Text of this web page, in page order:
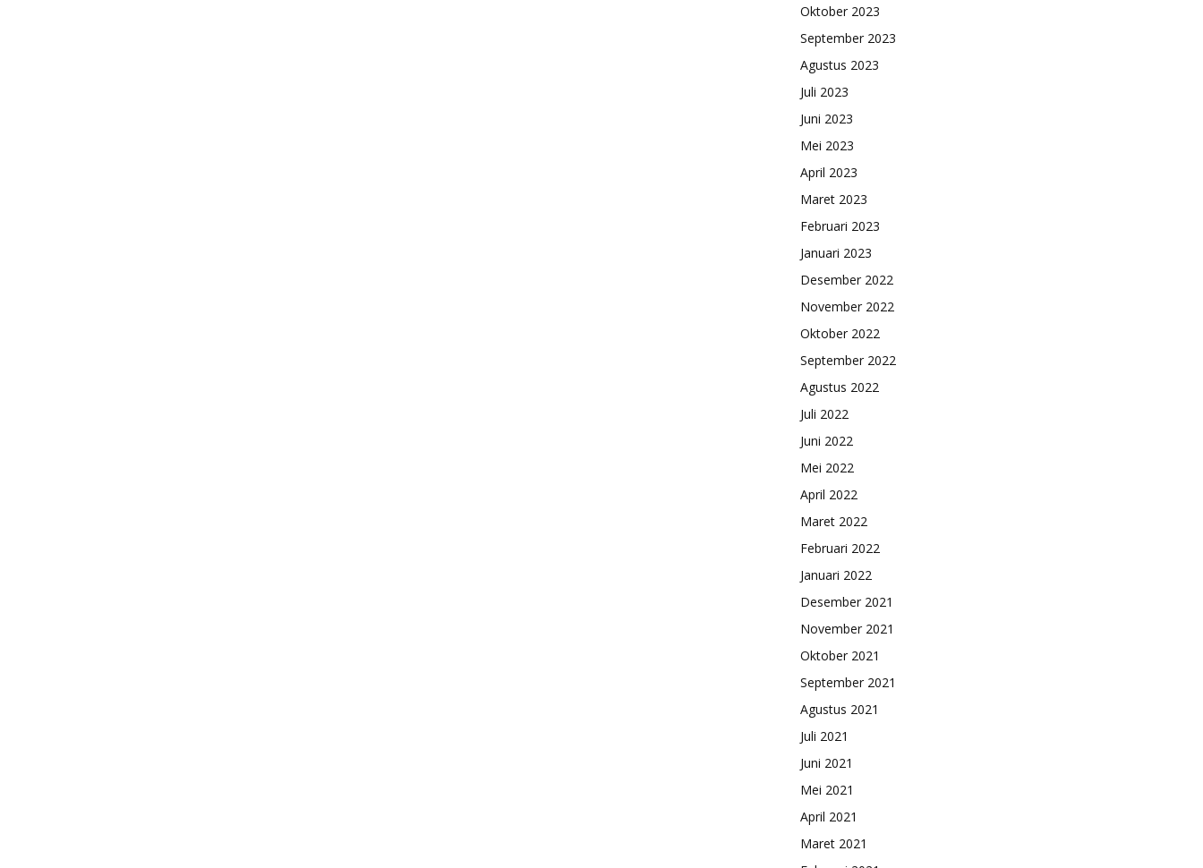
Oktober 2023
September 2023
Agustus 2023
Juli 2023
Juni 2023
Mei 2023
April 2023
Maret 2023
Februari 2023
Januari 2023
Desember 2022
November 2022
Oktober 2022
September 2022
Agustus 2022
Juli 2022
Juni 2022
Mei 2022
April 2022
Maret 2022
Februari 2022
Januari 2022
Desember 2021
November 2021
Oktober 2021
September 2021
Agustus 2021
Juli 2021
Juni 2021
Mei 2021
April 2021
Maret 2021